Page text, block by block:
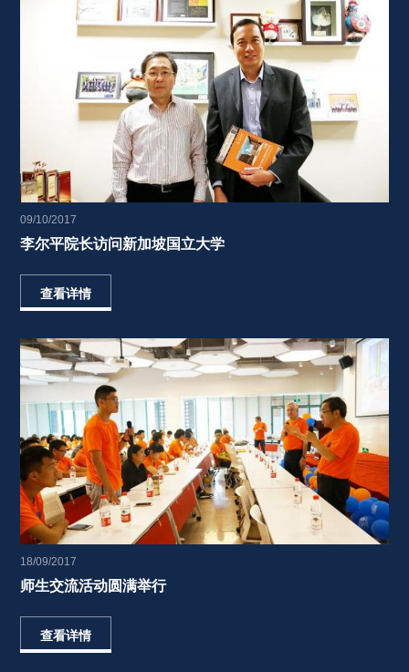
09/10/2017
李尔平院长访问新加坡国立大学
查看详情
18/09/2017
师生交流活动圆满举行
查看详情